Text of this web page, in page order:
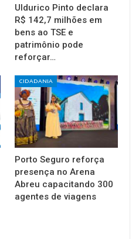
Uldurico Pinto declara
R$ 142,7 milhões em
bens ao TSE e
patrimônio pode
reforçar…
CIDADANIA
Porto Seguro reforça
presença no Arena
Abreu capacitando 300
agentes de viagens